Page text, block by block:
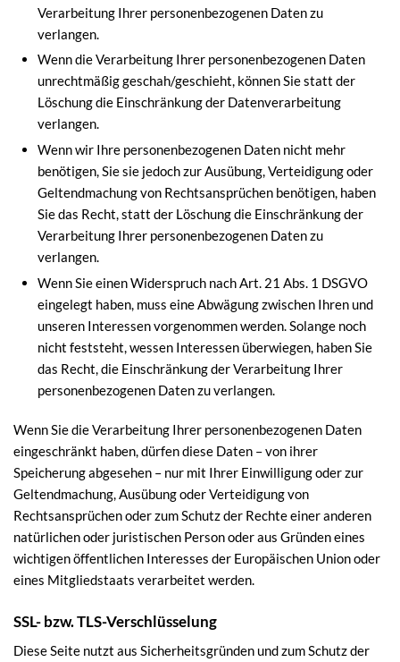
Verarbeitung Ihrer personenbezogenen Daten zu
verlangen.
Wenn die Verarbeitung Ihrer personenbezogenen Daten
unrechtmäßig geschah/geschieht, können Sie statt der
Löschung die Einschränkung der Datenverarbeitung
verlangen.
Wenn wir Ihre personenbezogenen Daten nicht mehr
benötigen, Sie sie jedoch zur Ausübung, Verteidigung oder
Geltendmachung von Rechtsansprüchen benötigen, haben
Sie das Recht, statt der Löschung die Einschränkung der
Verarbeitung Ihrer personenbezogenen Daten zu
verlangen.
Wenn Sie einen Widerspruch nach Art. 21 Abs. 1 DSGVO
eingelegt haben, muss eine Abwägung zwischen Ihren und
unseren Interessen vorgenommen werden. Solange noch
nicht feststeht, wessen Interessen überwiegen, haben Sie
das Recht, die Einschränkung der Verarbeitung Ihrer
personenbezogenen Daten zu verlangen.
Wenn Sie die Verarbeitung Ihrer personenbezogenen Daten
eingeschränkt haben, dürfen diese Daten – von ihrer
Speicherung abgesehen – nur mit Ihrer Einwilligung oder zur
Geltendmachung, Ausübung oder Verteidigung von
Rechtsansprüchen oder zum Schutz der Rechte einer anderen
natürlichen oder juristischen Person oder aus Gründen eines
wichtigen öffentlichen Interesses der Europäischen Union oder
eines Mitgliedstaats verarbeitet werden.
SSL- bzw. TLS-Verschlüsselung
Diese Seite nutzt aus Sicherheitsgründen und zum Schutz der